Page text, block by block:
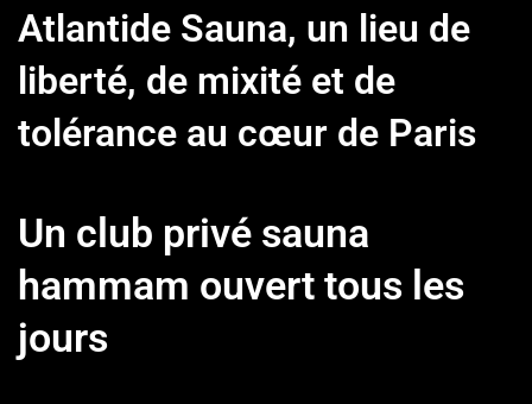
Atlantide Sauna, un lieu de
liberté, de mixité et de
tolérance au cœur de Paris
Un club privé sauna
hammam ouvert tous les
jours